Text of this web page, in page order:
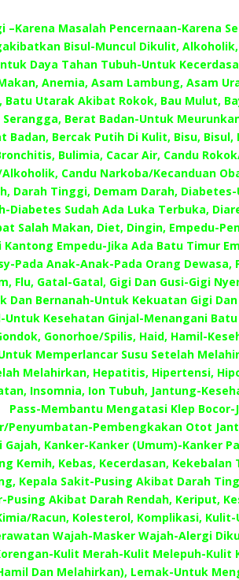
–Karena Masalah Pencernaan-Karena
Bisul-Muncul Dikulit,
Daya Tahan Tubuh-Untuk
Anemia, Asam Lambung, Asam
Batu Utarak Akibat Rokok, Bau Mulut,
Berat Badan-Untuk
Badan, Bercak Putih Di Kulit, Bisu,
Bulimia, Cacar Air, Candu
Candu Narkoba/Kecanduan
Darah Tinggi, Demam Darah,
Diabetes Sudah Ada Luka Terbuka,
Salah Makan, Diet, Dingin, Empedu-
Kantong Empedu-Jika Ada Batu Timur
Pada Anak-Anak-Pada Orang
Flu, Gatal-Gatal, Gigi Dan Gusi-Gigi
Dan Bernanah-Untuk Kekuatan Gigi
Untuk Kesehatan Ginjal-Menangani
Gonorhoe/Spilis, Haid, Hamil-
Memperlancar Susu Setelah
Melahirkan, Hepatitis, Hipertensi,
Insomnia, Ion Tubuh, Jantung-
Pass-Membantu Mengatasi Klep
Penyumbatan-Pembengkakan Otot
Gajah, Kanker-Kanker (Umum)-Kanker
Kemih, Kebas, Kecerdasan,
Kepala Sakit-Pusing Akibat Darah
Pusing Akibat Darah Rendah, Keriput,
Racun, Kolesterol, Komplikasi,
Wajah-Masker Wajah-Alergi
Kulit Merah-Kulit Melepuh-Kulit
Dan Melahirkan), Lemak-Untuk